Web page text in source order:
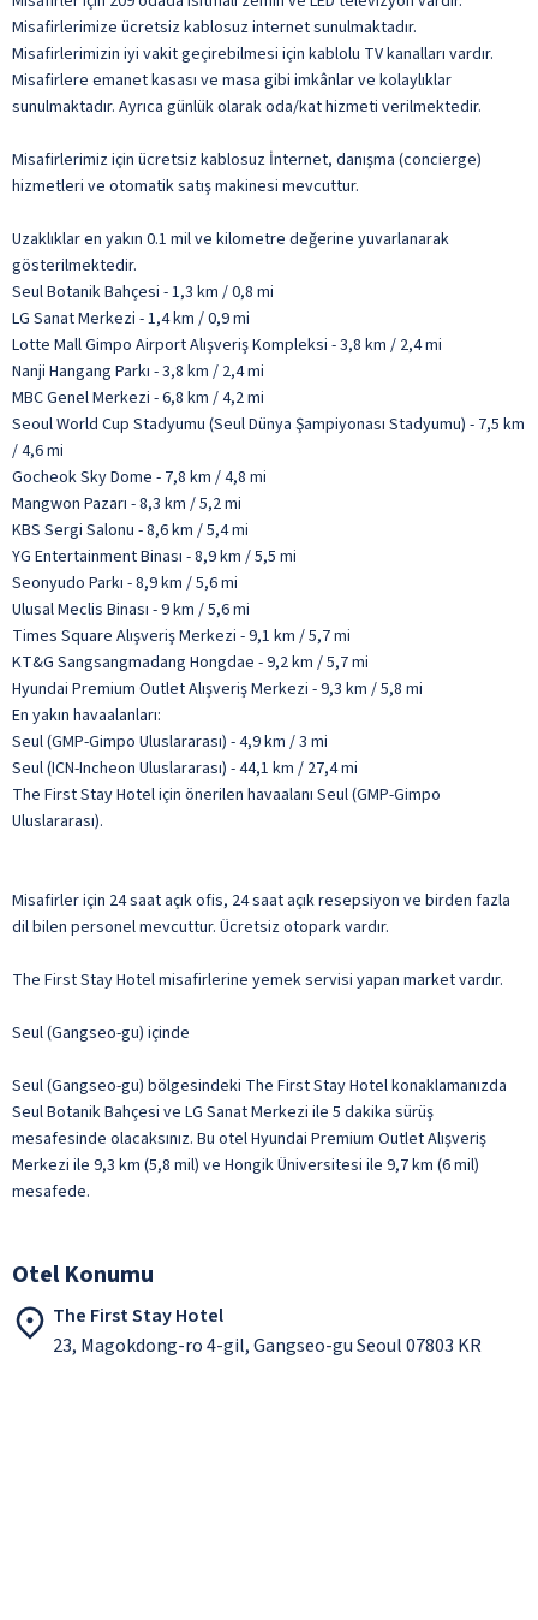
Misafirlerimize ücretsiz kablosuz internet sunulmaktadır.
Misafirlerimizin iyi vakit geçirebilmesi için kablolu TV kanalları vardır.
Misafirlere emanet kasası ve masa gibi imkânlar ve kolaylıklar
sunulmaktadır. Ayrıca günlük olarak oda/kat hizmeti verilmektedir.
Misafirlerimiz için ücretsiz kablosuz İnternet, danışma (concierge)
hizmetleri ve otomatik satış makinesi mevcuttur.
Uzaklıklar en yakın 0.1 mil ve kilometre değerine yuvarlanarak
gösterilmektedir.
Seul Botanik Bahçesi - 1,3 km / 0,8 mi
LG Sanat Merkezi - 1,4 km / 0,9 mi
Lotte Mall Gimpo Airport Alışveriş Kompleksi - 3,8 km / 2,4 mi
Nanji Hangang Parkı - 3,8 km / 2,4 mi
MBC Genel Merkezi - 6,8 km / 4,2 mi
Seoul World Cup Stadyumu (Seul Dünya Şampiyonası Stadyumu) - 7,5 km
/ 4,6 mi
Gocheok Sky Dome - 7,8 km / 4,8 mi
Mangwon Pazarı - 8,3 km / 5,2 mi
KBS Sergi Salonu - 8,6 km / 5,4 mi
YG Entertainment Binası - 8,9 km / 5,5 mi
Seonyudo Parkı - 8,9 km / 5,6 mi
Ulusal Meclis Binası - 9 km / 5,6 mi
Times Square Alışveriş Merkezi - 9,1 km / 5,7 mi
KT&G Sangsangmadang Hongdae - 9,2 km / 5,7 mi
Hyundai Premium Outlet Alışveriş Merkezi - 9,3 km / 5,8 mi
En yakın havaalanları:
Seul (GMP-Gimpo Uluslararası) - 4,9 km / 3 mi
Seul (ICN-Incheon Uluslararası) - 44,1 km / 27,4 mi
The First Stay Hotel için önerilen havaalanı Seul (GMP-Gimpo
Uluslararası).
Misafirler için 24 saat açık ofis, 24 saat açık resepsiyon ve birden fazla
dil bilen personel mevcuttur. Ücretsiz otopark vardır.
The First Stay Hotel misafirlerine yemek servisi yapan market vardır.
Seul (Gangseo-gu) içinde
Seul (Gangseo-gu) bölgesindeki The First Stay Hotel konaklamanızda
Seul Botanik Bahçesi ve LG Sanat Merkezi ile 5 dakika sürüş
mesafesinde olacaksınız. Bu otel Hyundai Premium Outlet Alışveriş
Merkezi ile 9,3 km (5,8 mil) ve Hongik Üniversitesi ile 9,7 km (6 mil)
mesafede.
Otel Konumu
The First Stay Hotel
23, Magokdong-ro 4-gil, Gangseo-gu Seoul 07803 KR